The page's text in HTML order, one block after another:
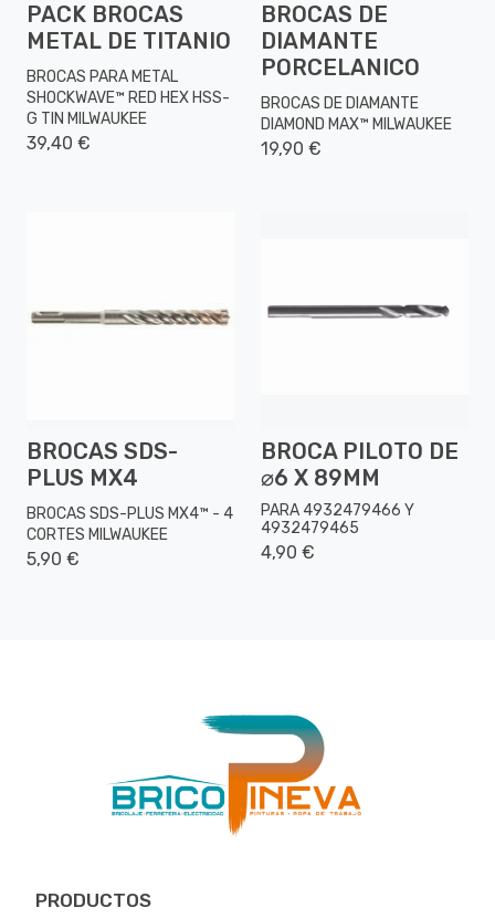
PACK BROCAS
METAL DE TITANIO
BROCAS PARA METAL
SHOCKWAVE™ RED HEX HSS-
G TIN MILWAUKEE
39,40 €
BROCAS DE
DIAMANTE
PORCELANICO
BROCAS DE DIAMANTE
DIAMOND MAX™ MILWAUKEE
19,90 €
BROCAS SDS-
PLUS MX4
BROCAS SDS-PLUS MX4™ - 4
CORTES MILWAUKEE
5,90 €
BROCA PILOTO DE
⌀6 X 89MM
PARA 4932479466 Y
4932479465
4,90 €
PRODUCTOS